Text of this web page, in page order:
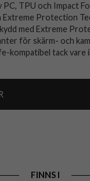
PC, TPU och Impact
Extreme Protection
med Extreme
för skärm- och
kompatibel tack vare
FINNS I